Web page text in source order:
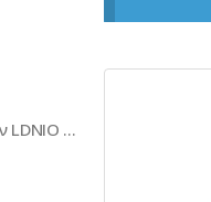
Καλώδιο δεδομένων LDNIO LC92, Type-C - Type-C, 2.0m, Διαφορετικα χροματα - 14759